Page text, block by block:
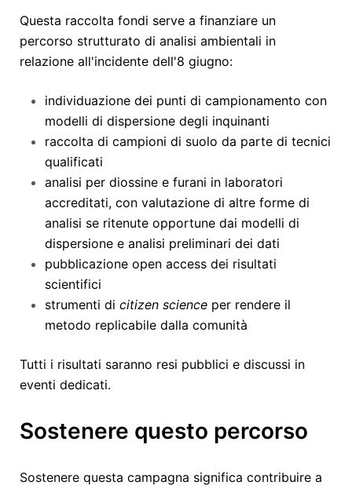
Questa raccolta fondi serve a finanziare un
percorso strutturato di analisi ambientali in
relazione all'incidente dell'8 giugno:
individuazione dei punti di campionamento con
modelli di dispersione degli inquinanti
raccolta di campioni di suolo da parte di tecnici
qualificati
analisi per diossine e furani in laboratori
accreditati, con valutazione di altre forme di
analisi se ritenute opportune dai modelli di
dispersione e analisi preliminari dei dati
pubblicazione open access dei risultati
scientifici
strumenti di citizen science per rendere il
metodo replicabile dalla comunità
Tutti i risultati saranno resi pubblici e discussi in
eventi dedicati.
Sostenere questo percorso
Sostenere questa campagna significa contribuire a